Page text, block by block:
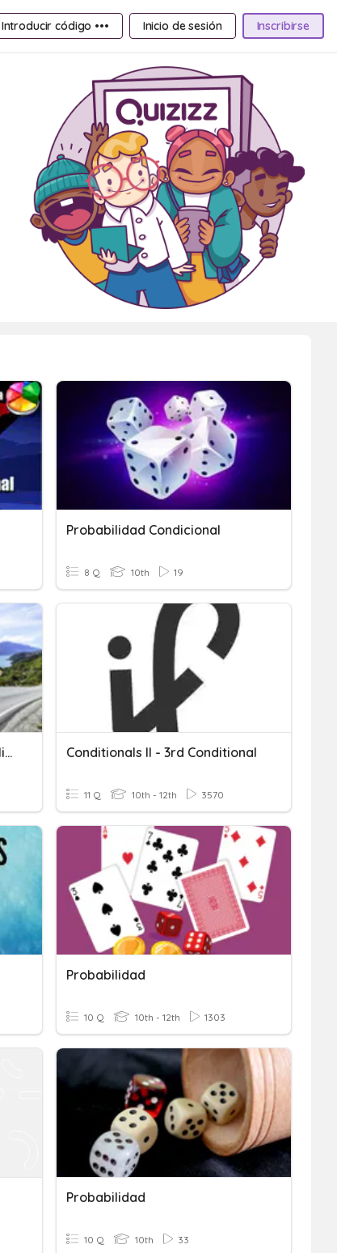
Introducir código ••• Inicio de sesión Inscribirse
Probabilidad Condicional
8 Q 10th 19
Futuro, Condicional Y Probabilidad Conditionals II - 3rd Conditional
11 Q 10th - 12th 3570
Probabilidad
10 Q 10th - 12th 1303
Probabilidad
10 Q 10th 33